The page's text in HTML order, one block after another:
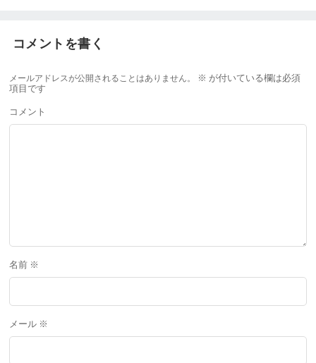
コメントを書く
メールアドレスが公開されることはありません。 ※ が付いている欄は必須
項目です
コメント
名前 ※
メール ※